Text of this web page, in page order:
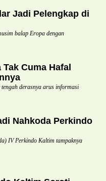
Jadi Pelengkap di
balap Eropa dengan
Cuma Hafal
derasnya arus informasi
Nahkoda Perkindo
IV Perkindo Kaltim tampaknya